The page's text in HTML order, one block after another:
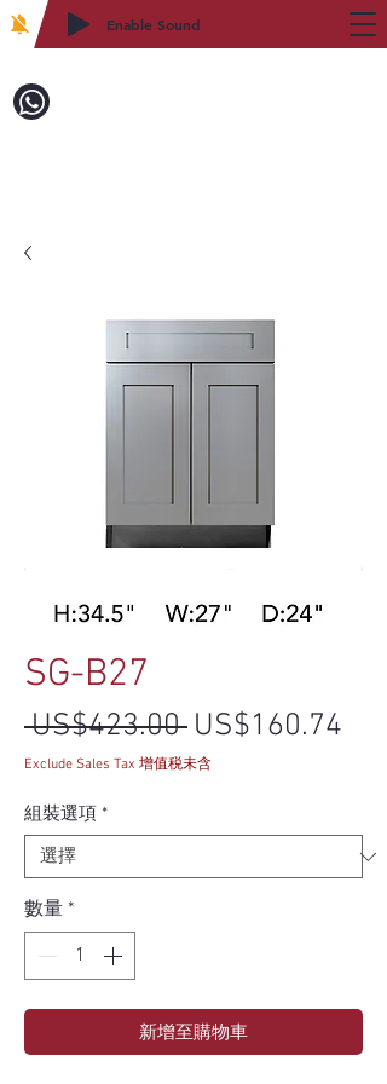
Enable Sound
SG-B27
US$423.00 一般價格
US$160.74
Exclude Sales Tax 增值税未含
組裝選項 *
數量 *
新增至購物車